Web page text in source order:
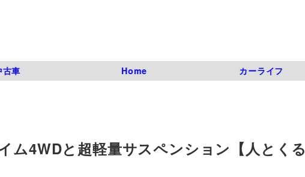
古車 Home カーライフ
ム4WDと超軽量サスペンション【人とくる